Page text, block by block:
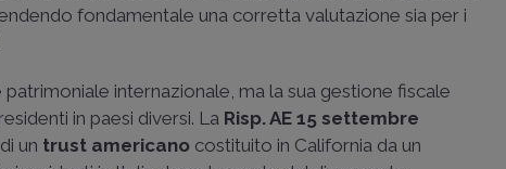
fondamentale una corretta valutazione sia per i
internazionale, ma la sua gestione fiscale
in paesi diversi. La Risp. AE 15 settembre
un trust americano costituito in California da un